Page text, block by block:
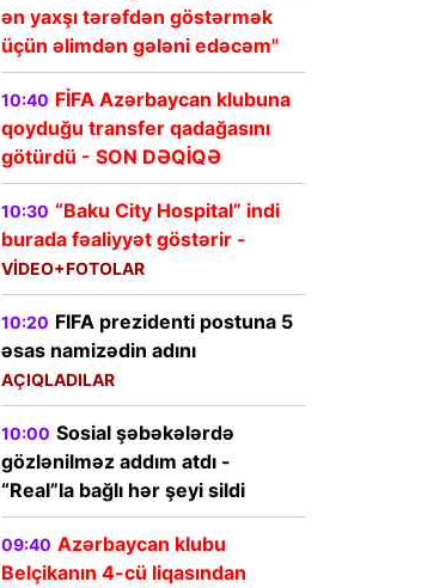
ən yaxşı tərəfdən göstərmək
üçün əlimdən gələni edəcəm"
10:40 FİFA Azərbaycan klubuna
qoyduğu transfer qadağasını
götürdü - SON DƏQİQƏ
10:30 “Baku City Hospital” indi
burada fəaliyyət göstərir -
VİDEO+FOTOLAR
10:20 FIFA prezidenti postuna 5
əsas namizədin adını
AÇIQLADILAR
10:00 Sosial şəbəkələrdə
gözlənilməz addım atdı -
“Real”la bağlı hər şeyi sildi
09:40 Azərbaycan klubu
Belçikanın 4-cü liqasından